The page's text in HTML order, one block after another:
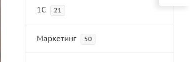
1С 21
Маркетинг 50